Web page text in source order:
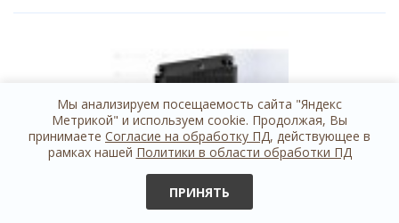
Мы анализируем посещаемость сайта "Яндекс
Метрикой" и используем cookie. Продолжая, Вы
принимаете Согласие на обработку ПД, действующее в
рамках нашей Политики в области обработки ПД
ПРИНЯТЬ